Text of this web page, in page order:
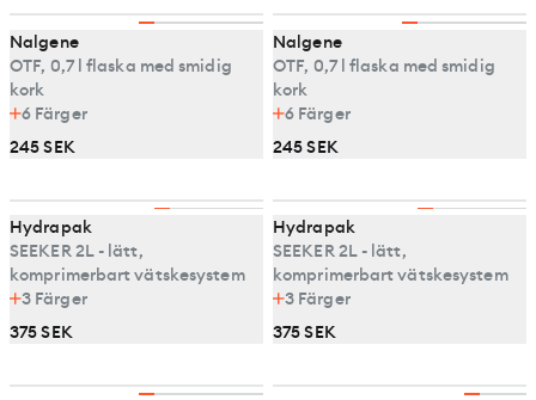
Nalgene
OTF, 0,7 l flaska med smidig
kork
6 Färger
245 SEK
Nalgene
OTF, 0,7 l flaska med smidig
kork
6 Färger
245 SEK
Hydrapak
SEEKER 2L - lätt,
komprimerbart vätskesystem
3 Färger
375 SEK
Hydrapak
SEEKER 2L - lätt,
komprimerbart vätskesystem
3 Färger
375 SEK